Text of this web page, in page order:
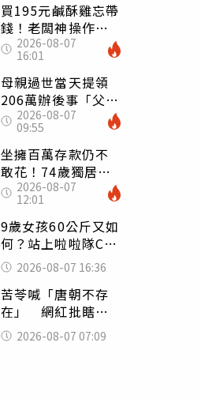
買195元鹹酥雞忘帶
錢！老闆神操作
「倒找5元」 全網
看哭：這就是台灣
2026-08-07
16:01
母親過世當天提領
206萬辦後事「父子
遭判刑」 律師：
搶錢先下手是罪
2026-08-07
09:55
坐擁百萬存款仍不
敢花！74歲獨居翁
「1餐只吃1片吐
司」 半年後暴瘦
嚇壞女兒
2026-08-07
12:01
9歲女孩60公斤又如
何？站上啦啦隊C位
驚艷全場 千萬網
友被圈粉
2026-08-07 16:36
苦苓喊「唐朝不存
在」 網紅批瞎編
歷史：李白、杜甫
用鮮卑文寫詩？
2026-08-07 07:09